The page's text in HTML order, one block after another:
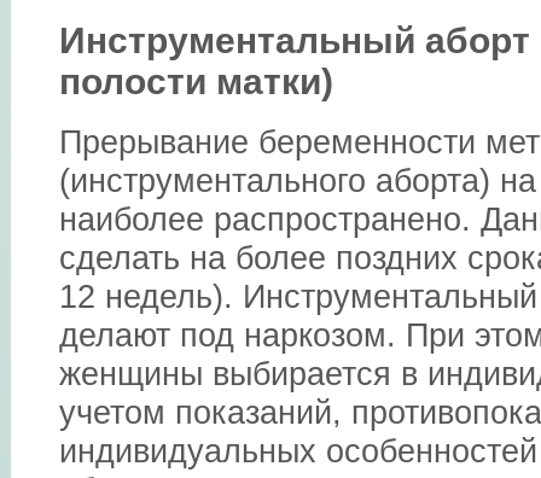
Инструментальный
полости матки)
Прерывание беременности
(инструментального аборта)
наиболее распространено.
сделать на более поздних
12 недель).
делают под наркозом. При
женщины выбирается в
учетом показаний,
индивидуальных